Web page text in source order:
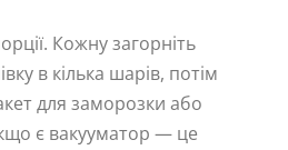
Кожну загорніть
в кілька шарів, потім
для заморозки або
є вакууматор — це